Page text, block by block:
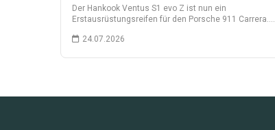
Der Hankook Ventus S1 evo Z ist nun ein
Erstausrüstungsreifen für den Porsche 911 Carrera.…
24.07.2026